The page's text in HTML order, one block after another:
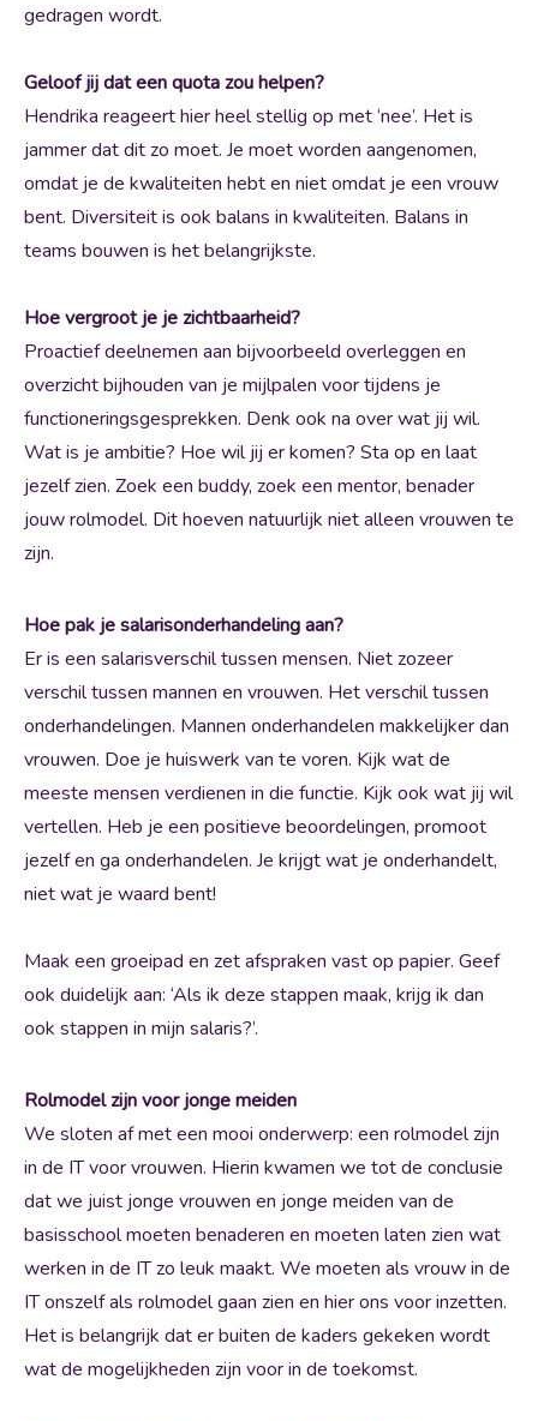
gedragen wordt.
Geloof jij dat een quota zou helpen?
Hendrika reageert hier heel stellig op met ‘nee’. Het is
jammer dat dit zo moet. Je moet worden aangenomen,
omdat je de kwaliteiten hebt en niet omdat je een vrouw
bent. Diversiteit is ook balans in kwaliteiten. Balans in
teams bouwen is het belangrijkste.
Hoe vergroot je je zichtbaarheid?
Proactief deelnemen aan bijvoorbeeld overleggen en
overzicht bijhouden van je mijlpalen voor tijdens je
functioneringsgesprekken. Denk ook na over wat jij wil.
Wat is je ambitie? Hoe wil jij er komen? Sta op en laat
jezelf zien. Zoek een buddy, zoek een mentor, benader
jouw rolmodel. Dit hoeven natuurlijk niet alleen vrouwen te
zijn.
Hoe pak je salarisonderhandeling aan?
Er is een salarisverschil tussen mensen. Niet zozeer
verschil tussen mannen en vrouwen. Het verschil tussen
onderhandelingen. Mannen onderhandelen makkelijker dan
vrouwen. Doe je huiswerk van te voren. Kijk wat de
meeste mensen verdienen in die functie. Kijk ook wat jij wil
vertellen. Heb je een positieve beoordelingen, promoot
jezelf en ga onderhandelen. Je krijgt wat je onderhandelt,
niet wat je waard bent!
Maak een groeipad en zet afspraken vast op papier. Geef
ook duidelijk aan: ‘Als ik deze stappen maak, krijg ik dan
ook stappen in mijn salaris?’.
Rolmodel zijn voor jonge meiden
We sloten af met een mooi onderwerp: een rolmodel zijn
in de IT voor vrouwen. Hierin kwamen we tot de conclusie
dat we juist jonge vrouwen en jonge meiden van de
basisschool moeten benaderen en moeten laten zien wat
werken in de IT zo leuk maakt. We moeten als vrouw in de
IT onszelf als rolmodel gaan zien en hier ons voor inzetten.
Het is belangrijk dat er buiten de kaders gekeken wordt
wat de mogelijkheden zijn voor in de toekomst.